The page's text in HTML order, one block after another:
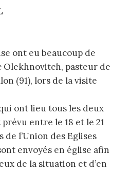
ont eu beaucoup de
Olekhnovitch, pasteur de
(91), lors de la visite
ont lieu tous les deux
entre le 18 et le 21
de l’Union des Eglises
envoyés en église afin
de la situation et d’en